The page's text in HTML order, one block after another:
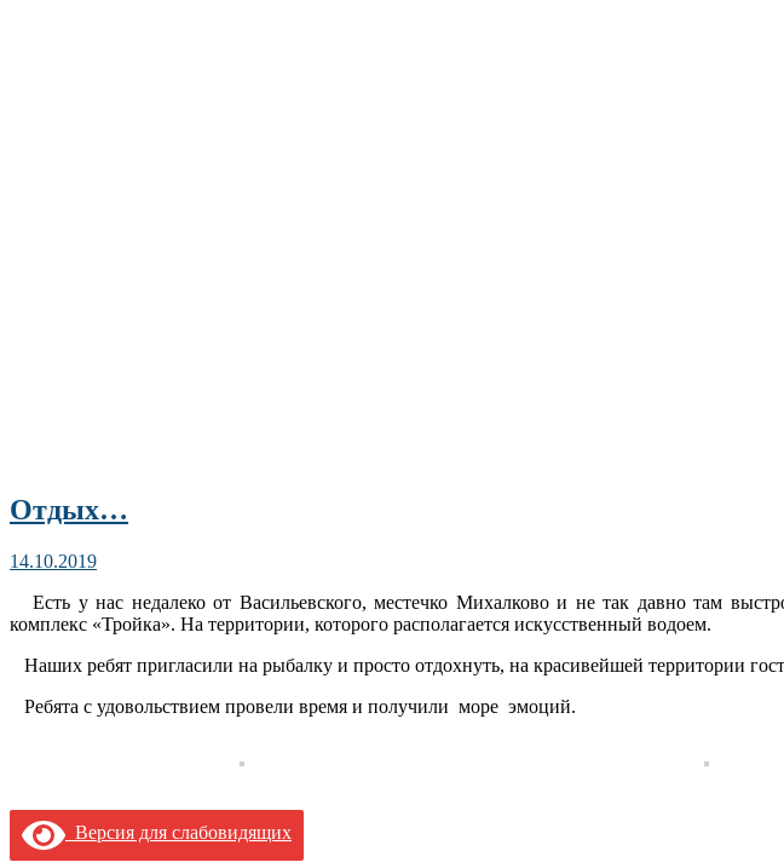
Отдых…
14.10.2019
Есть у нас недалеко от Васильевского, местечко Михалково и не так давно там
комплекс «Тройка». На территории, которого располагается искусственный водоем.
Наших ребят пригласили на рыбалку и просто отдохнуть, на красивейшей территории
Ребята с удовольствием провели время и получили море эмоций.
Версия для слабовидящих